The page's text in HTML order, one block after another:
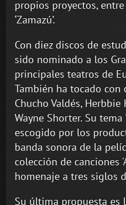
propios proyectos,
‘Zamazú’.
Con diez discos de
sido nominado a los
principales teatros de
También ha tocado con
Chucho Valdés,
Wayne Shorter. Su
escogido por los
banda sonora de la
colección de canciones
homenaje a tres siglos
Su última propuesta es